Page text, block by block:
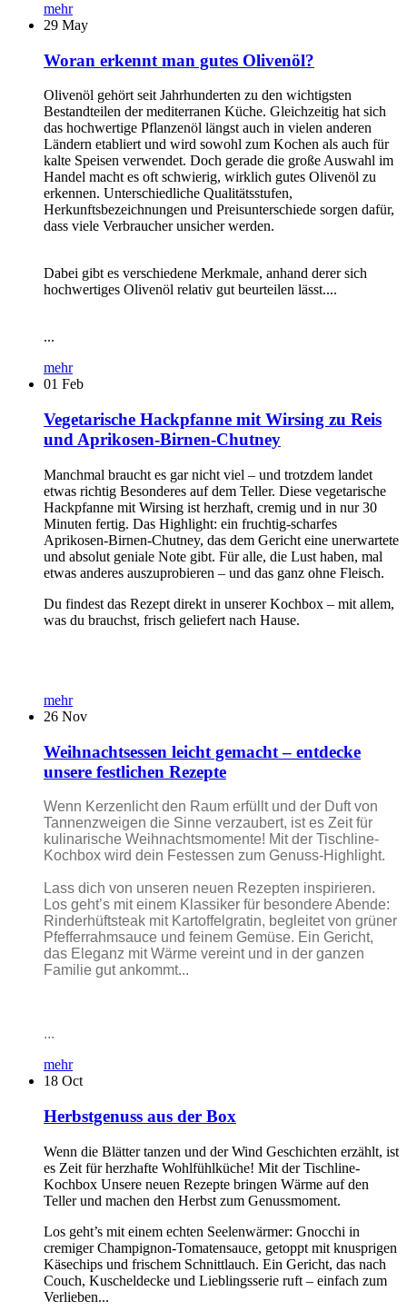
mehr
29 May
Woran erkennt man gutes Olivenöl?
Olivenöl gehört seit Jahrhunderten zu den wichtigsten
Bestandteilen der mediterranen Küche. Gleichzeitig hat sich
das hochwertige Pflanzenöl längst auch in vielen anderen
Ländern etabliert und wird sowohl zum Kochen als auch für
kalte Speisen verwendet. Doch gerade die große Auswahl im
Handel macht es oft schwierig, wirklich gutes Olivenöl zu
erkennen. Unterschiedliche Qualitätsstufen,
Herkunftsbezeichnungen und Preisunterschiede sorgen dafür,
dass viele Verbraucher unsicher werden.
Dabei gibt es verschiedene Merkmale, anhand derer sich
hochwertiges Olivenöl relativ gut beurteilen lässt....
...
mehr
01 Feb
Vegetarische Hackpfanne mit Wirsing zu Reis
und Aprikosen-Birnen-Chutney
Manchmal braucht es gar nicht viel – und trotzdem landet
etwas richtig Besonderes auf dem Teller. Diese vegetarische
Hackpfanne mit Wirsing ist herzhaft, cremig und in nur 30
Minuten fertig. Das Highlight: ein fruchtig-scharfes
Aprikosen-Birnen-Chutney, das dem Gericht eine unerwartete
und absolut geniale Note gibt. Für alle, die Lust haben, mal
etwas anderes auszuprobieren – und das ganz ohne Fleisch.
Du findest das Rezept direkt in unserer Kochbox – mit allem,
was du brauchst, frisch geliefert nach Hause.
mehr
26 Nov
Weihnachtsessen leicht gemacht – entdecke
unsere festlichen Rezepte
Wenn Kerzenlicht den Raum erfüllt und der Duft von
Tannenzweigen die Sinne verzaubert, ist es Zeit für
kulinarische Weihnachtsmomente! Mit der Tischline-
Kochbox wird dein Festessen zum Genuss-Highlight.
Lass dich von unseren neuen Rezepten inspirieren.
Los geht’s mit einem Klassiker für besondere Abende:
Rinderhüftsteak mit Kartoffelgratin, begleitet von grüner
Pfefferrahmsauce und feinem Gemüse. Ein Gericht,
das Eleganz mit Wärme vereint und in der ganzen
Familie gut ankommt...
...
mehr
18 Oct
Herbstgenuss aus der Box
Wenn die Blätter tanzen und der Wind Geschichten erzählt, ist
es Zeit für herzhafte Wohlfühlküche! Mit der Tischline-
Kochbox Unsere neuen Rezepte bringen Wärme auf den
Teller und machen den Herbst zum Genussmoment.
Los geht’s mit einem echten Seelenwärmer: Gnocchi in
cremiger Champignon-Tomatensauce, getoppt mit knusprigen
Käsechips und frischem Schnittlauch. Ein Gericht, das nach
Couch, Kuscheldecke und Lieblingsserie ruft – einfach zum
Verlieben...